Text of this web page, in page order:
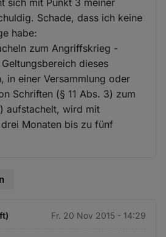
sich mit Punkt 3 meiner
Schade, dass ich keine
habe:
zum Angriffskrieg -
dieses
in einer Versammlung oder
Schriften (§ 11 Abs. 3) zum
aufstachelt, wird mit
Monaten bis zu fünf
Fr. 20 Nov 2015 - 14:29